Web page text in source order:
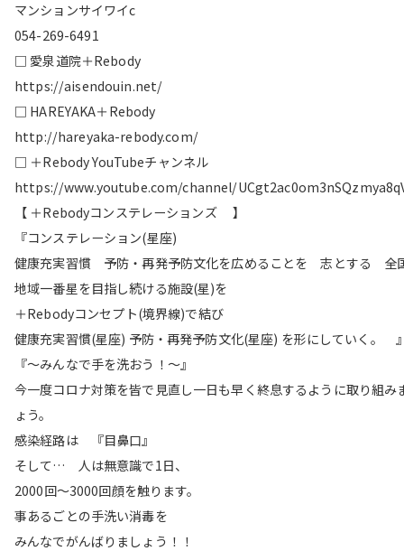
マンションサイワイc
054-269-6491
□ 愛泉道院＋Rebody
https://aisendouin.net/
□ HAREYAKA＋Rebody
http://hareyaka-rebody.com/
□ ＋Rebody YouTubeチャンネル
https://www.youtube.com/channel/
【 ＋Rebodyコンステレーションズ 】
『コンステレーション(星座)
健康充実習慣 予防・再発予防文化を広めることを 志とする 全
地域一番星を目指し続ける施設(星)を
＋Rebodyコンセプト(境界線)で結び
健康充実習慣(星座) 予防・再発予防文化(星座) を形にしていく。
『〜みんなで手を洗おう！〜』
今一度コロナ対策を皆で見直し一日も早く終息するように取り組み
ょう。
感染経路は 『目鼻口』
そして… 人は無意識で1日、
2000回〜3000回顔を触ります。
事あるごとの手洗い消毒を
みんなでがんばりましょう！！